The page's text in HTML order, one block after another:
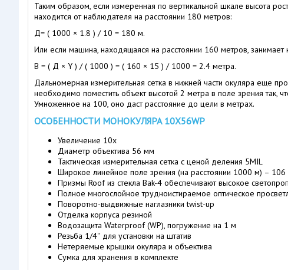
Таким образом, если измеренная по вертикальной шкале высота
находится от наблюдателя на расстоянии 180 метров:
Д= ( 1000 × 1.8 ) / 10 = 180 м.
Или если машина, находящаяся на расстоянии 160 метров,
В = ( Д × Y ) / ( 1000 ) = ( 160 × 15 ) / 1000 = 2.4 метра.
Дальномерная измерительная сетка в нижней части окуляра еще
необходимо поместить объект высотой 2 метра в поле зрения так,
Умноженное на 100, оно даст расстояние до цели в метрах.
ОСОБЕННОСТИ МОНОКУЛЯРА 10Х56WP
Увеличение 10х
Диаметр объектива 56 мм
Тактическая измерительная сетка с ценой деления 5MIL
Широкое линейное поле зрения (на расстоянии 1000 м) – 106
Призмы Roof из стекла Bak-4 обеспечивают высокое
Полное многослойное трудноистираемое оптическое
Поворотно-выдвижные наглазники twist-up
Отделка корпуса резиной
Водозащита Waterproof (WP), погружение на 1 м
Резьба 1/4'' для установки на штатив
Нетеряемые крышки окуляра и объектива
Сумка для хранения в комплекте